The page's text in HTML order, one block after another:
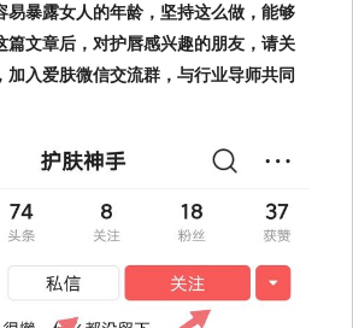
易暴露女人的年龄，坚持这么做，能够
篇文章后，对护唇感兴趣的朋友，请关
加入爱肤微信交流群，与行业导师共同